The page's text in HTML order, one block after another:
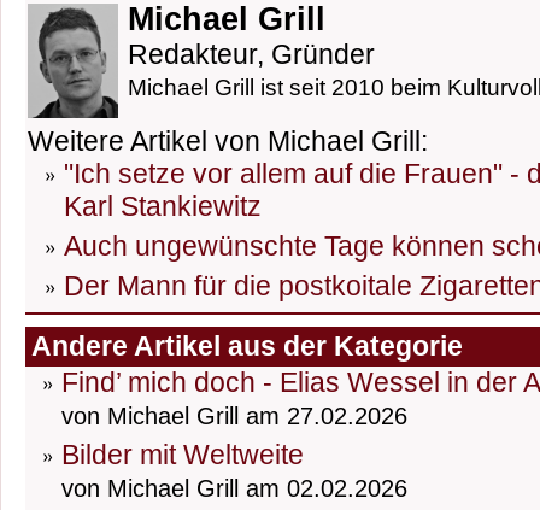
Michael Grill
Redakteur, Gründer
Michael Grill ist seit 2010 beim
Weitere Artikel von Michael Grill:
"Ich setze vor allem auf die Frauen" -
Karl Stankiewitz
Auch ungewünschte Tage können
Der Mann für die postkoitale
Andere Artikel aus der Kategorie
Find’ mich doch - Elias Wessel in der
von Michael Grill am 27.02.2026
Bilder mit Weltweite
von Michael Grill am 02.02.2026